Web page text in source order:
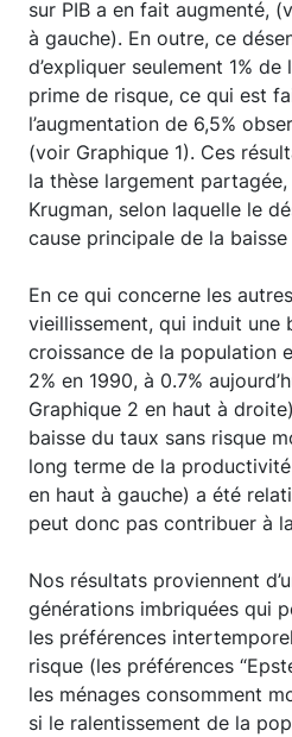
sur PIB a en fait augmenté,
à gauche). En outre, ce
d’expliquer seulement 1% de
prime de risque, ce qui est
l’augmentation de 6,5%
(voir Graphique 1). Ces
la thèse largement
Krugman, selon laquelle le
cause principale de la
En ce qui concerne les
vieillissement, qui induit une
croissance de la population
2% en 1990, à 0.7%
Graphique 2 en haut à
baisse du taux sans risque
long terme de la
en haut à gauche) a été
peut donc pas contribuer à
Nos résultats proviennent
générations imbriquées qui
les préférences
risque (les préférences
les ménages consomment
si le ralentissement de la